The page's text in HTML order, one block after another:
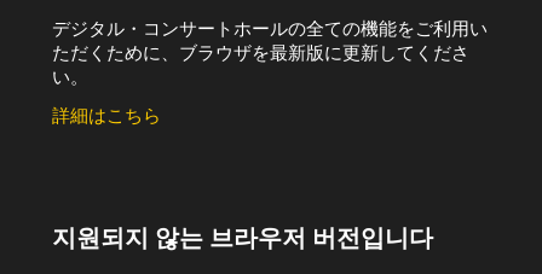
デジタル・コンサートホールの全ての機能をご利用い
ただくために、ブラウザを最新版に更新してくださ
い。
詳細はこちら
지원되지 않는 브라우저 버전입니다